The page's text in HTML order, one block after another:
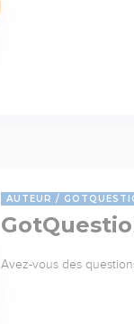
AUTEUR
Avez-vous des